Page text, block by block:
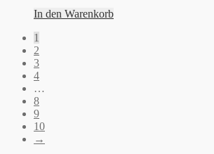
In den Warenkorb
1
2
3
4
…
8
9
10
→